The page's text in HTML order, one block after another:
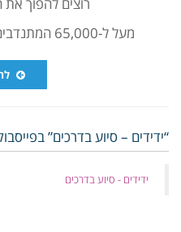
מעל ל-65,000 המתנדבים והמתנדבות מחכים לכם!
“ידידים – סיוע בדרכים”
‏ידידים - סיוע בדרכים